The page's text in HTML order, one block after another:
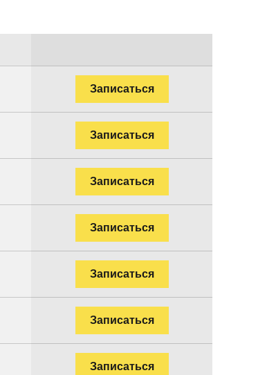
Записаться
Записаться
Записаться
Записаться
Записаться
Записаться
Записаться